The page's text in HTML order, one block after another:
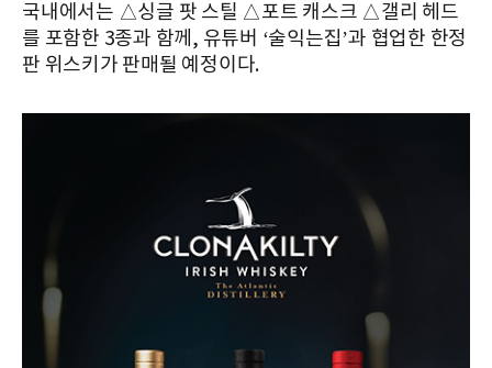
국내에서는 △싱글 팟 스틸 △포트 캐스크 △갤리 헤드
를 포함한 3종과 함께, 유튜버 ‘술익는집’과 협업한 한정
판 위스키가 판매될 예정이다.